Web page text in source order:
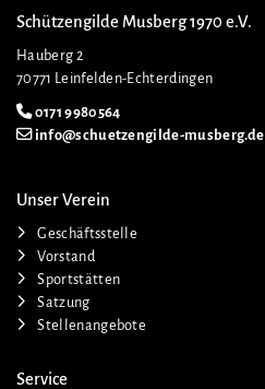
Schützengilde Musberg 1970 e.V.
Hauberg 2
70771 Leinfelden-Echterdingen
0171 9980564
info@schuetzengilde-musberg.de
Unser Verein
Geschäftsstelle
Vorstand
Sportstätten
Satzung
Stellenangebote
Service